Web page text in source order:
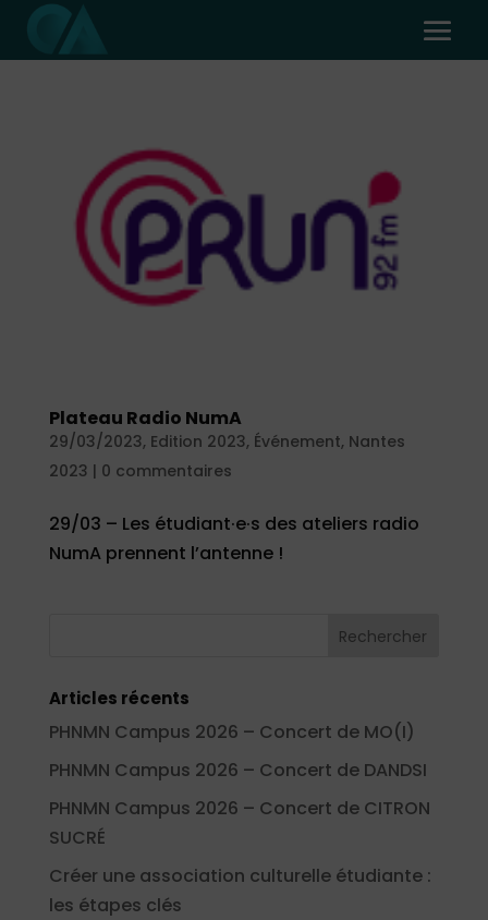
Plateau Radio NumA
29/03/2023, Edition 2023, Événement, Nantes
2023 | 0 commentaires
29/03 – Les étudiant·e·s des ateliers radio
NumA prennent l’antenne !
Articles récents
PHNMN Campus 2026 – Concert de MO(I)
PHNMN Campus 2026 – Concert de DANDSI
PHNMN Campus 2026 – Concert de CITRON
SUCRÉ
Créer une association culturelle étudiante :
les étapes clés